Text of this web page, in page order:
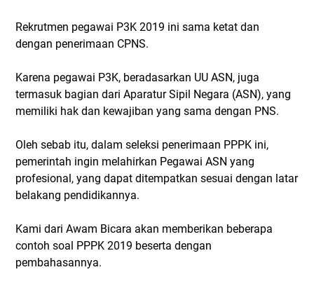
Rekrutmen pegawai P3K 2019 ini sama ketat dan
dengan penerimaan CPNS.
Karena pegawai P3K, beradasarkan UU ASN, juga
termasuk bagian dari Aparatur Sipil Negara (ASN), yang
memiliki hak dan kewajiban yang sama dengan PNS.
Oleh sebab itu, dalam seleksi penerimaan PPPK ini,
pemerintah ingin melahirkan Pegawai ASN yang
profesional, yang dapat ditempatkan sesuai dengan latar
belakang pendidikannya.
Kami dari Awam Bicara akan memberikan beberapa
contoh soal PPPK 2019 beserta dengan
pembahasannya.